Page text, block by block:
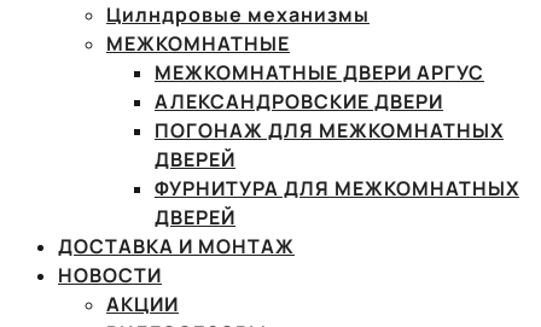
Цилндровые механизмы
МЕЖКОМНАТНЫЕ
МЕЖКОМНАТНЫЕ ДВЕРИ АРГУС
АЛЕКСАНДРОВСКИЕ ДВЕРИ
ПОГОНАЖ ДЛЯ МЕЖКОМНАТНЫХ
ДВЕРЕЙ
ФУРНИТУРА ДЛЯ МЕЖКОМНАТНЫХ
ДВЕРЕЙ
ДОСТАВКА И МОНТАЖ
НОВОСТИ
АКЦИИ